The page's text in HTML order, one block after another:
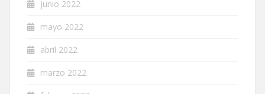
junio 2022
mayo 2022
abril 2022
marzo 2022